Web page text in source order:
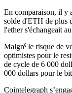
En comparaison, il y
solde d'ETH de plus
l'ether s'échangeait
Malgré le risque de
optimistes pour le
de cycle de 6 000
000 dollars pour le
Cointelegraph